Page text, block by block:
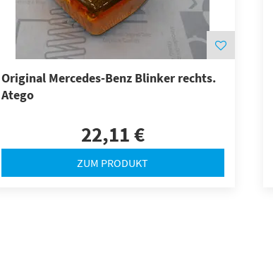
Original Mercedes-Benz Blinker rechts.
Atego
22,11 €
ZUM PRODUKT